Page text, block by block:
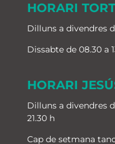
HORARI
Dilluns a divendres
Dissabte de 08.30 a
HORARI
Dilluns a divendres
21.30 h
Cap de setmana